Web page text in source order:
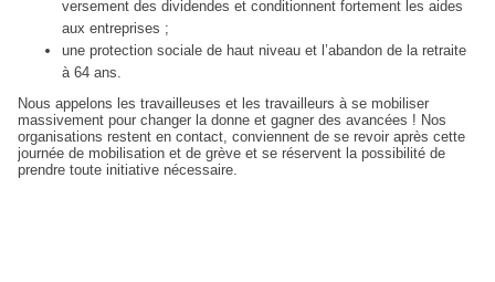
versement des dividendes et conditionnent fortement les aides
aux entreprises ;
une protection sociale de haut niveau et l’abandon de la retraite
à 64 ans.
Nous appelons les travailleuses et les travailleurs à se mobiliser
massivement pour changer la donne et gagner des avancées ! Nos
organisations restent en contact, conviennent de se revoir après cette
journée de mobilisation et de grève et se réservent la possibilité de
prendre toute initiative nécessaire.